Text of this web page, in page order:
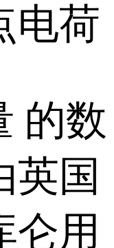
电荷
的数
英国
仑用